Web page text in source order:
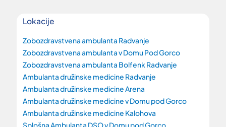
Lokacije
Zobozdravstvena ambulanta Radvanje
Zobozdravstvena ambulanta v Domu Pod Gorco
Zobozdravstvena ambulanta Bolfenk Radvanje
Ambulanta družinske medicine Radvanje
Ambulanta družinske medicine Arena
Ambulanta družinske medicine v Domu pod Gorco
Ambulanta družinske medicine Kalohova
Splošna Ambulanta DSO v Domu pod Gorco